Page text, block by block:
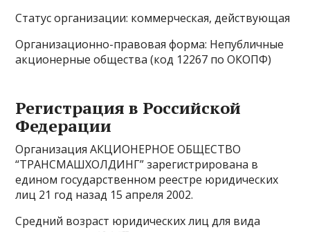
Статус организации: коммерческая, действующая
Организационно-правовая форма: Непубличные
акционерные общества (код 12267 по ОКОПФ)
Регистрация в Российской
Федерации
Организация АКЦИОНЕРНОЕ ОБЩЕСТВО
“ТРАНСМАШХОЛДИНГ” зарегистрирована в
едином государственном реестре юридических
лиц 21 год назад 15 апреля 2002.
Средний возраст юридических лиц для вида